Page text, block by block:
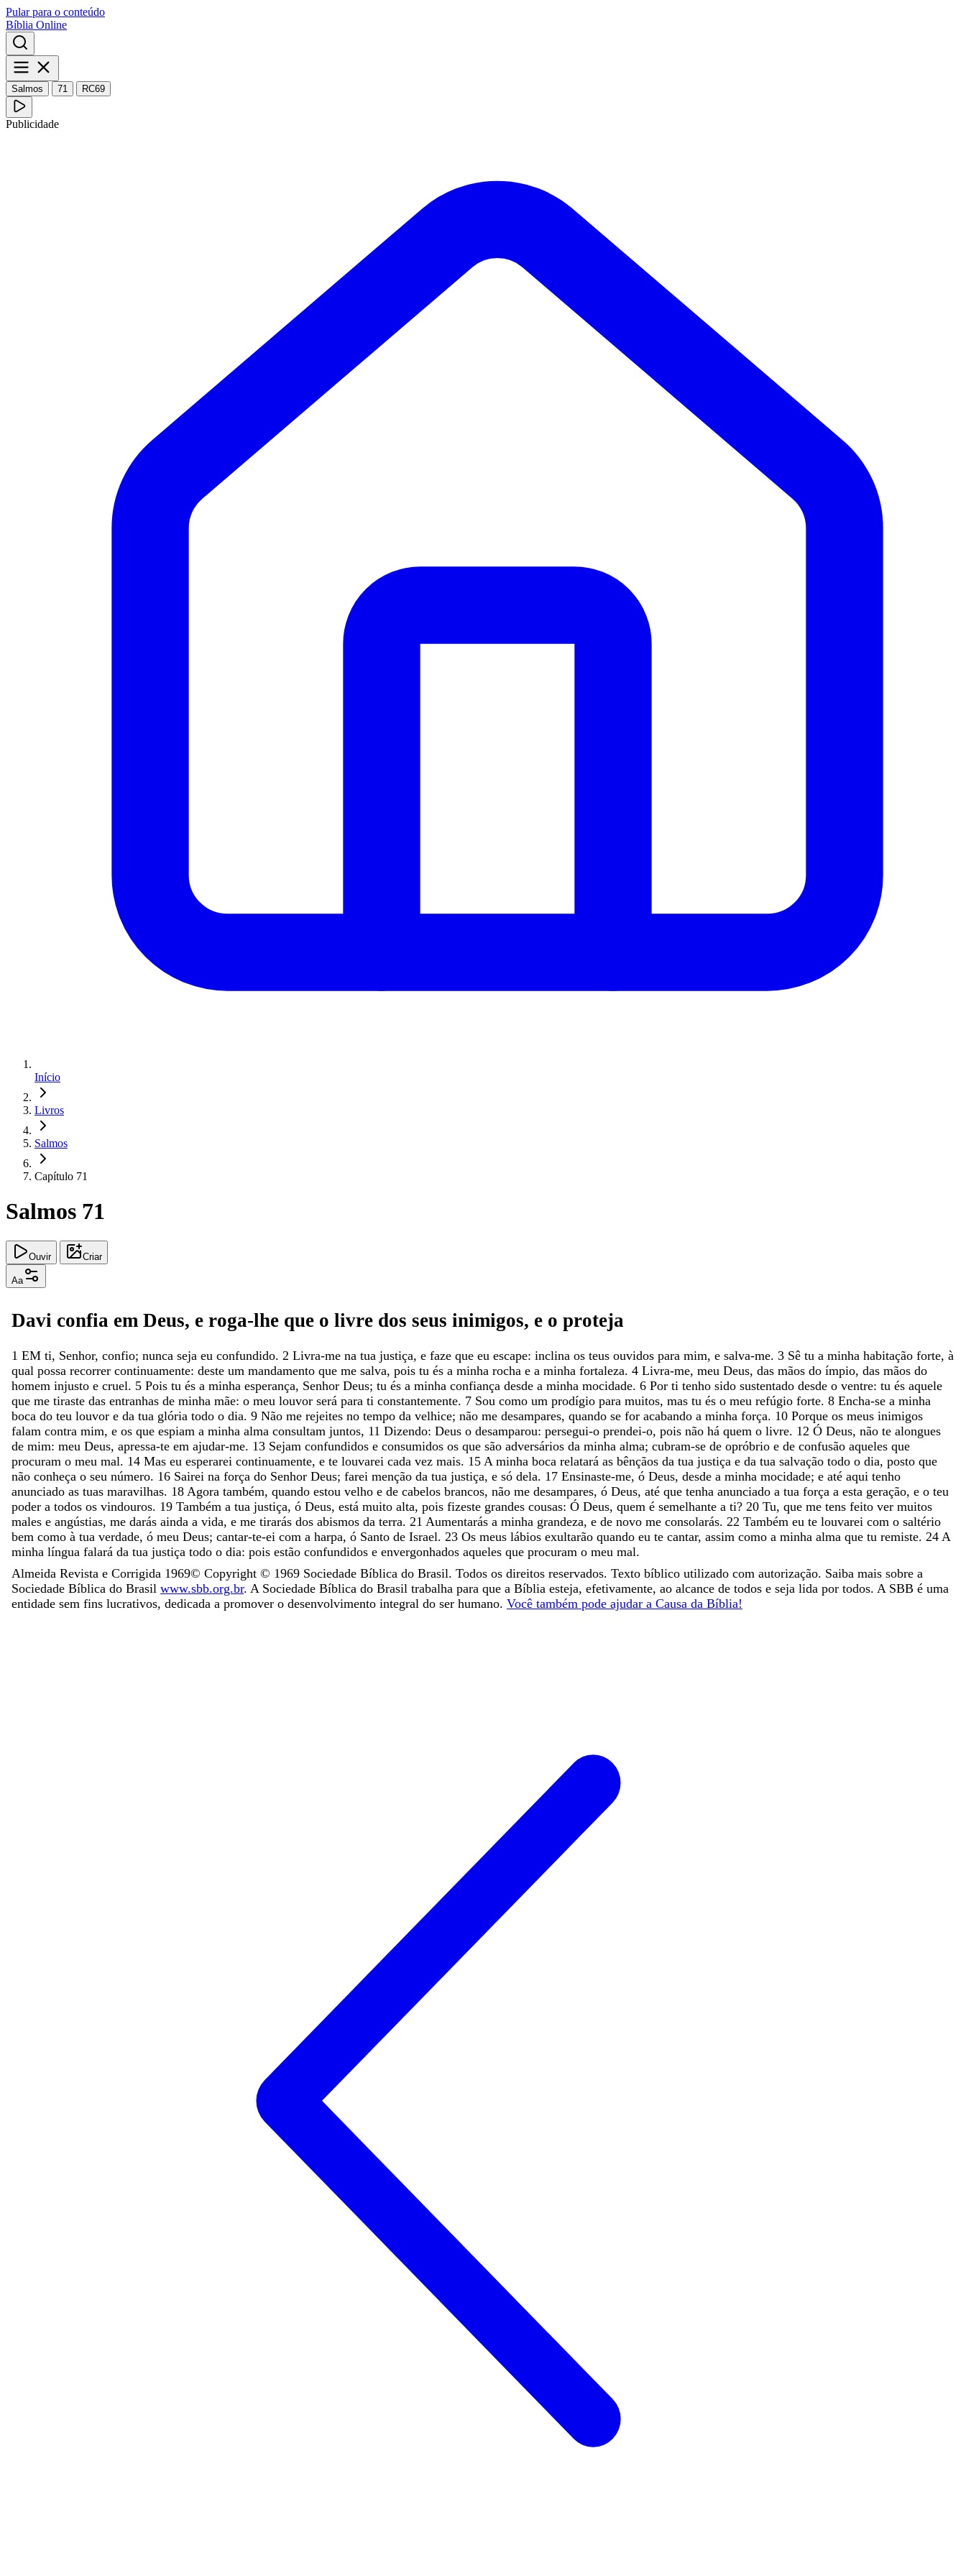
Pular para o conteúdo
Bíblia Online
Salmos 71 RC69
Publicidade
Início
Livros
Salmos
Capítulo 71
Salmos 71
Ouvir Criar
Aa
Davi confia em Deus, e roga-lhe que o livre dos seus inimigos, e o proteja
1 EM ti, Senhor, confio; nunca seja eu confundido. 2 Livra-me na tua justiça, e faze que eu escape: inclina os teus ouvidos para mim, e salva-me. 3 Sê tu a minha habitação forte, à
qual possa recorrer continuamente: deste um mandamento que me salva, pois tu és a minha rocha e a minha fortaleza. 4 Livra-me, meu Deus, das mãos do ímpio, das mãos do
homem injusto e cruel. 5 Pois tu és a minha esperança, Senhor Deus; tu és a minha confiança desde a minha mocidade. 6 Por ti tenho sido sustentado desde o ventre: tu és aquele
que me tiraste das entranhas de minha mãe: o meu louvor será para ti constantemente. 7 Sou como um prodígio para muitos, mas tu és o meu refúgio forte. 8 Encha-se a minha
boca do teu louvor e da tua glória todo o dia. 9 Não me rejeites no tempo da velhice; não me desampares, quando se for acabando a minha força. 10 Porque os meus inimigos
falam contra mim, e os que espiam a minha alma consultam juntos, 11 Dizendo: Deus o desamparou: persegui-o prendei-o, pois não há quem o livre. 12 Ó Deus, não te alongues
de mim: meu Deus, apressa-te em ajudar-me. 13 Sejam confundidos e consumidos os que são adversários da minha alma; cubram-se de opróbrio e de confusão aqueles que
procuram o meu mal. 14 Mas eu esperarei continuamente, e te louvarei cada vez mais. 15 A minha boca relatará as bênçãos da tua justiça e da tua salvação todo o dia, posto que
não conheça o seu número. 16 Sairei na força do Senhor Deus; farei menção da tua justiça, e só dela. 17 Ensinaste-me, ó Deus, desde a minha mocidade; e até aqui tenho
anunciado as tuas maravilhas. 18 Agora também, quando estou velho e de cabelos brancos, não me desampares, ó Deus, até que tenha anunciado a tua força a esta geração, e o teu
poder a todos os vindouros. 19 Também a tua justiça, ó Deus, está muito alta, pois fizeste grandes cousas: Ó Deus, quem é semelhante a ti? 20 Tu, que me tens feito ver muitos
males e angústias, me darás ainda a vida, e me tirarás dos abismos da terra. 21 Aumentarás a minha grandeza, e de novo me consolarás. 22 Também eu te louvarei com o saltério
bem como à tua verdade, ó meu Deus; cantar-te-ei com a harpa, ó Santo de Israel. 23 Os meus lábios exultarão quando eu te cantar, assim como a minha alma que tu remiste. 24 A
minha língua falará da tua justiça todo o dia: pois estão confundidos e envergonhados aqueles que procuram o meu mal.
Almeida Revista e Corrigida 1969© Copyright © 1969 Sociedade Bíblica do Brasil. Todos os direitos reservados. Texto bíblico utilizado com autorização. Saiba mais sobre a
Sociedade Bíblica do Brasil www.sbb.org.br. A Sociedade Bíblica do Brasil trabalha para que a Bíblia esteja, efetivamente, ao alcance de todos e seja lida por todos. A SBB é uma
entidade sem fins lucrativos, dedicada a promover o desenvolvimento integral do ser humano. Você também pode ajudar a Causa da Bíblia!